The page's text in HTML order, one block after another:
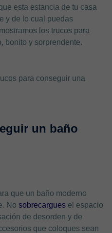
esta estancia de tu casa
y de lo cual puedas
los trucos para
bonito y sorprendente.
para conseguir una
un baño
que un baño moderno
No sobrecarguesel espacio
de desorden y de
que coloques sean